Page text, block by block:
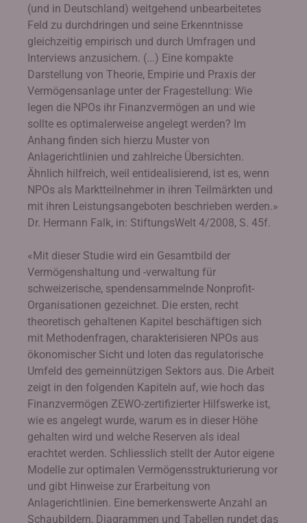
(und in Deutschland) weitgehend unbearbeitetes
Feld zu durchdringen und seine Erkenntnisse
gleichzeitig empirisch und durch Umfragen und
Interviews anzusichern. (...) Eine kompakte
Darstellung von Theorie, Empirie und Praxis der
Vermögensanlage unter der Fragestellung: Wie
legen die NPOs ihr Finanzvermögen an und wie
sollte es optimalerweise angelegt werden? Im
Anhang finden sich hierzu Muster von
Anlagerichtlinien und zahlreiche Übersichten.
Ähnlich hilfreich, weil entidealisierend, ist es, wenn
NPOs als Marktteilnehmer in ihren Teilmärkten und
mit ihren Leistungsangeboten beschrieben werden.»
Dr. Hermann Falk, in: StiftungsWelt 4/2008, S. 45f.
«Mit dieser Studie wird ein Gesamtbild der
Vermögenshaltung und -verwaltung für
schweizerische, spendensammelnde Nonprofit-
Organisationen gezeichnet. Die ersten, recht
theoretisch gehaltenen Kapitel beschäftigen sich
mit Methodenfragen, charakterisieren NPOs aus
ökonomischer Sicht und loten das regulatorische
Umfeld des gemeinnützigen Sektors aus. Die Arbeit
zeigt in den folgenden Kapiteln auf, wie hoch das
Finanzvermögen ZEWO-zertifizierter Hilfswerke ist,
wie es angelegt wurde, warum es in dieser Höhe
gehalten wird und welche Reserven als ideal
erachtet werden. Schliesslich stellt der Autor eigene
Modelle zur optimalen Vermögensstrukturierung vor
und gibt Hinweise zur Erarbeitung von
Anlagerichtlinien. Eine bemerkenswerte Anzahl an
Schaubildern, Diagrammen und Tabellen rundet das